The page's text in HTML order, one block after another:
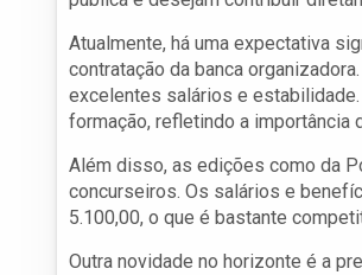
Atualmente, há uma expectativa
contratação da banca
excelentes salários e estabilidade.
formação, refletindo a
Além disso, as edições como da
concurseiros. Os salários e
5.100,00, o que é bastante
Outra novidade no horizonte é a